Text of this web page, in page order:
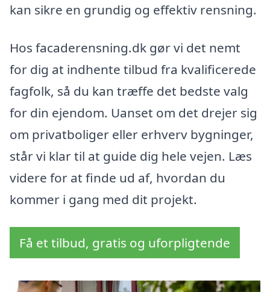
kan sikre en grundig og effektiv rensning.
Hos facaderensning.dk gør vi det nemt
for dig at indhente tilbud fra kvalificerede
fagfolk, så du kan træffe det bedste valg
for din ejendom. Uanset om det drejer sig
om privatboliger eller erhverv bygninger,
står vi klar til at guide dig hele vejen. Læs
videre for at finde ud af, hvordan du
kommer i gang med dit projekt.
Få et tilbud, gratis og uforpligtende